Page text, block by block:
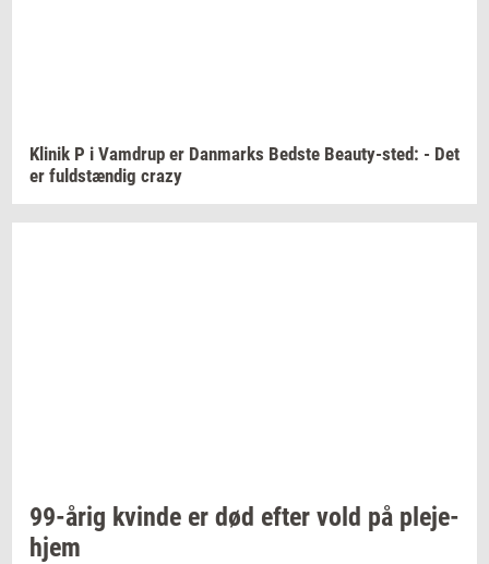
Kli­nik P i Vam­d­rup er Dan­marks Bed­ste Beauty-​sted: - Det
er fuld­stæn­dig crazy
99-årig kvin­de er død efter vold på ple­je­
hjem